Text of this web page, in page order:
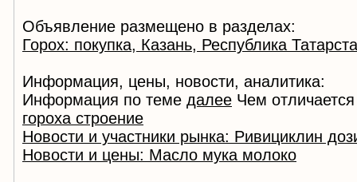
Объявление размещено в разделах:
Горох: покупка, Казань, Республика
Информация, цены, новости, аналитика:
Информация по теме далее Чем
гороха строение
Новости и участники рынка: Ривициклин
Новости и цены: Масло мука молоко